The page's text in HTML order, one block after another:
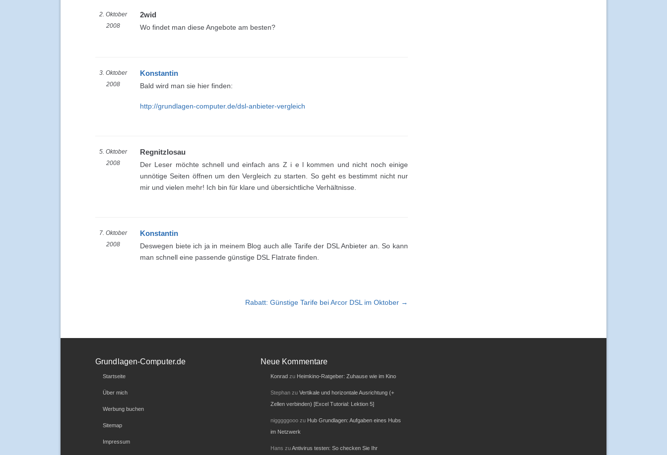
2. Oktober
2008
2wid
Wo findet man diese Angebote am besten?
3. Oktober
2008
Konstantin
Bald wird man sie hier finden:
http://grundlagen-computer.de/dsl-anbieter-vergleich
5. Oktober
2008
Regnitzlosau
Der Leser möchte schnell und einfach ans Z i e l kommen und nicht noch einige
unnötige Seiten öffnen um den Vergleich zu starten. So geht es bestimmt nicht nur
mir und vielen mehr! Ich bin für klare und übersichtliche Verhältnisse.
7. Oktober
2008
Konstantin
Deswegen biete ich ja in meinem Blog auch alle Tarife der DSL Anbieter an. So kann
man schnell eine passende günstige DSL Flatrate finden.
Rabatt: Günstige Tarife bei Arcor DSL im Oktober →
Grundlagen-Computer.de
Startseite
Über mich
Werbung buchen
Sitemap
Impressum
Neue Kommentare
Konradzu Heimkino-Ratgeber: Zuhause wie im Kino
Stephanzu Vertikale und horizontale Ausrichtung (+
Zellen verbinden) [Excel Tutorial: Lektion 5]
nigggggooozu Hub Grundlagen: Aufgaben eines Hubs
im Netzwerk
Hans zuAntivirus testen: So checken Sie Ihr